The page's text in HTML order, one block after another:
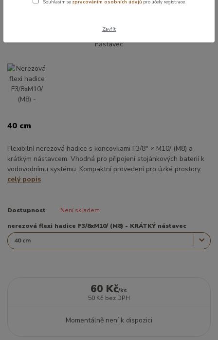
40 cm
Flexibilní nerezová hadice s koncovkami F3/8" × M10/ (M8) a
krátkým nástavcem. Vhodná pro připojení stojánkových baterií k
vodovodnímu systému. Kompaktní provedení pro úzké prostory.
celý popis
Dostupnost Není skladem
nerezová flexi hadice F3/8xM10/ (M8) - KRÁTKÝ nástavec
60 Kč/ks
50 Kč bez DPH
Momentálně není k dispozici
Souhlasím se zpracováním osobních údajů pro účely registrace.
Zavřít